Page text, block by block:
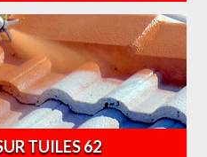
TUILES 62